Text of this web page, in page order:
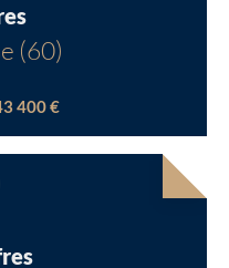
(60)
400 €